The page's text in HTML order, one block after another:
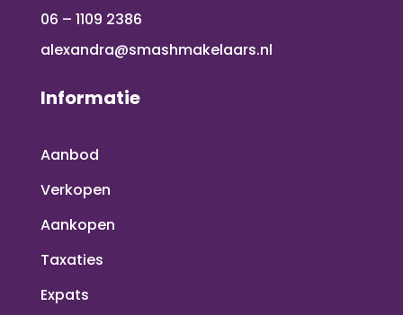
06 – 1109 2386
alexandra@smashmakelaars.nl
Informatie
Aanbod
Verkopen
Aankopen
Taxaties
Expats